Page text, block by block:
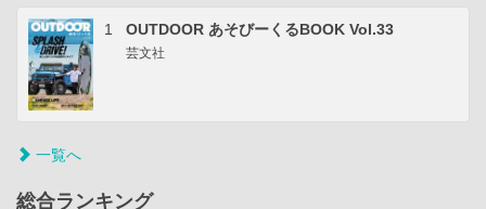
1 OUTDOOR あそびーくるBOOK Vol.33
芸文社
一覧へ
総合ランキング